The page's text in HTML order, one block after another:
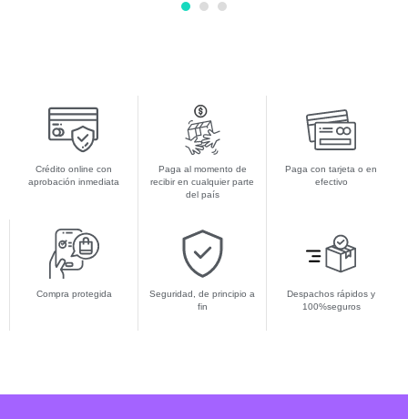
Crédito online con
aprobación inmediata
Paga al momento de
recibir en cualquier parte
del país
Paga con tarjeta o en
efectivo
Compra protegida
Seguridad, de principio a
fin
Despachos rápidos y
100%seguros